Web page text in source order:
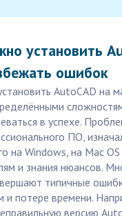
установить
ошибок
AutoCAD на
в успехе.
ПО,
на Windows, на Mac
и знания нюансов.
типичные
и потере времени.
версию